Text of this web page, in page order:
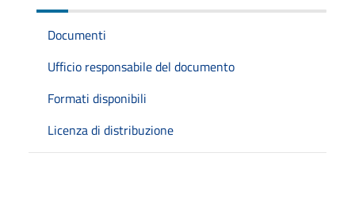
Documenti
Ufficio responsabile del documento
Formati disponibili
Licenza di distribuzione